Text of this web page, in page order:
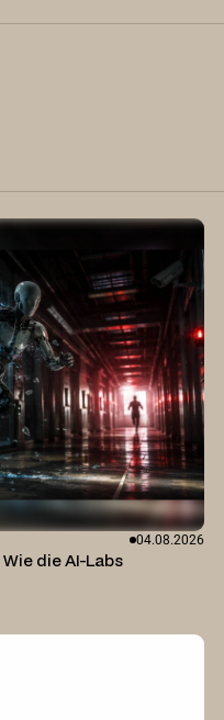
04.08.2026
die AI-Labs